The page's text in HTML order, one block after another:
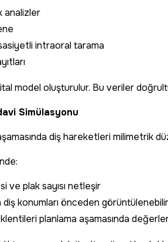
analizler
intraoral tarama
model oluşturulur. Bu veriler
Simülasyonu
diş hareketleri milimetrik
ve plak sayısı netleşir
konumları önceden görüntülenebilir
planlama aşamasında